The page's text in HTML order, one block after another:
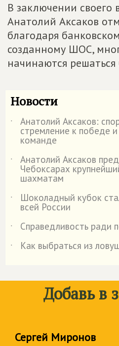
В заключении своего
Анатолий Аксаков
благодаря
созданному ШОС,
начинаются решаться
Новости
˙ Анатолий Аксаков:
стремление к победе
команде
˙
Анатолий Аксаков
Чебоксарах
шахматам
˙
Шоколадный кубок
всей России
˙
Справедливость ради
˙
Как выбраться из
Добавь в
Сергей Миронов